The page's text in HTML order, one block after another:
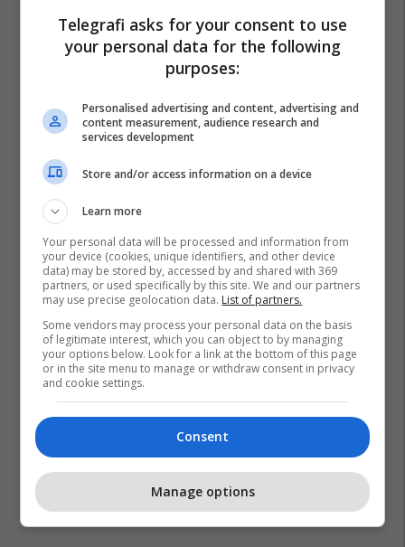
Telegrafi asks for your consent to use
your personal data for the following
purposes:
Personalised advertising and content, advertising and
content measurement, audience research and
services development
Store and/or access information on a device
Learn more
Your personal data will be processed and information from
your device (cookies, unique identifiers, and other device
data) may be stored by, accessed by and shared with 369
partners, or used specifically by this site. We and our partners
may use precise geolocation data. List of partners.
Some vendors may process your personal data on the basis
of legitimate interest, which you can object to by managing
your options below. Look for a link at the bottom of this page
or in the site menu to manage or withdraw consent in privacy
and cookie settings.
Consent
Manage options